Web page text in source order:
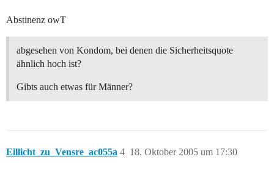
Abstinenz owT
abgesehen von Kondom, bei denen die Sicherheitsquote
ähnlich hoch ist?
Gibts auch etwas für Männer?
Eillicht_zu_Vensre_ac055a 18. Oktober 2005 um 17:30
4